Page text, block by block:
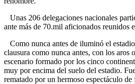
Unas 206 delegaciones nacionales
ante más de 70.mil aficionados reunidos
Como nunca antes de iluminó el
clausura como nunca antes, con los aros
escenario formado por los cinco
muy por encima del suelo del estadio.
rematado por un hermoso espectáculo